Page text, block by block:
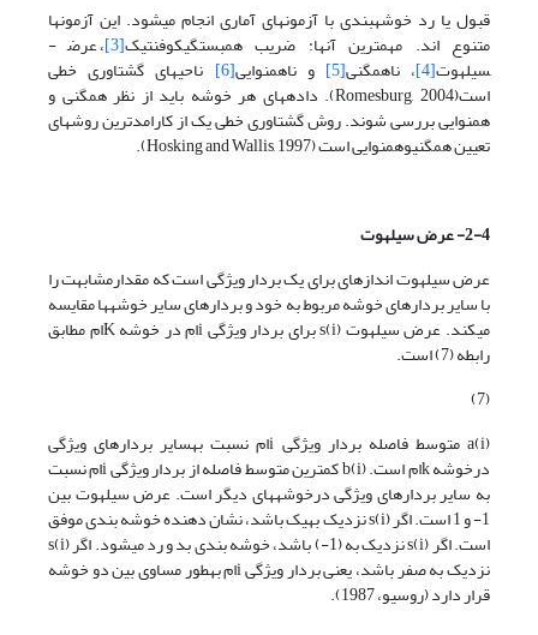
قبول یا رد خوشه­بندی با آزمون­های آماری انجام می­شود. این آزمون­ها
متنوع اند. مهمترین آنها: ضریب همبستگی­کوفنتیک[3]، عرض­
سیلهوت[4] ، ناهمگنی[5] و ناهمنوایی[6] ناحیه­ای گشتاوری خطی
است(Romesburg, 2004). داده­های هر خوشه باید از نظر همگنی و
همنوایی بررسی شوند. روش گشتاوری خطی یک از کارامدترین روش­های
تعیین همگنی­وهمنوایی است (Hosking and Wallis, 1997).
2-4- عرض سیلهوت
عرض سیلهوت اندازه­ای برای یک بردار ویژگی است که مقدارمشابهت را
با سایر بردارهای خوشه مربوط به­ خود و بردار­های سایر خوشه­ها مقایسه
می­کند. عرض سیلهوت s(i) برای بردار ویژگی iام در خوشه Kام مطابق
رابطه (7) است.
(7)
a(i) متوسط فاصله بردار ویژگی iام نسبت به­سایر بردارهای ویژگی
درخوشه kام است. b(i) کمترین متوسط فاصله از بردار ویژگی iام نسبت
به سایر بردارهای ویژگی درخوشه­های دیگر است. عرض سیلهوت بین
1- و 1 است. اگر s(i) نزدیک به­یک باشد، نشان دهنده خوشه بندی موفق
است. اگر s(i) نزدیک به (1-) باشد، خوشه بندی بد و رد می­شود. اگر s(i)
نزدیک به صفر باشد، یعنی بردار ویژگی iام به­طور مساوی بین دو خوشه
قرار دارد (روسیو، 1987).